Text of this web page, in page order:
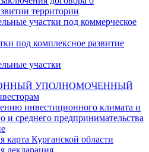
территории
участки под коммерческое
под комплексное развитие
участки
УПОЛНОМОЧЕННЫЙ
инвестиционного климата и
и среднего предпринимательства
карта Курганской области
декларация